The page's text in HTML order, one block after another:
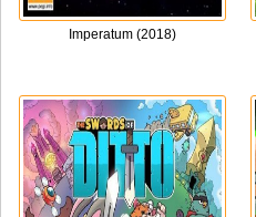
Imperatum (2018)